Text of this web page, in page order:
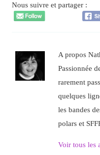
Nous suivre et partager :
A propos
Passionnée
rarement
quelques
les bandes
polars et
Voir tous les